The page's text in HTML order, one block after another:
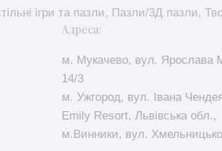
ігри та пазли, Пазли/3Д пазли,
Адреса:
м. Мукачево, вул. Ярослава
14/3
м. Ужгород, вул. Івана
Emily Resort, Львівська обл.,
м.Винники, вул.